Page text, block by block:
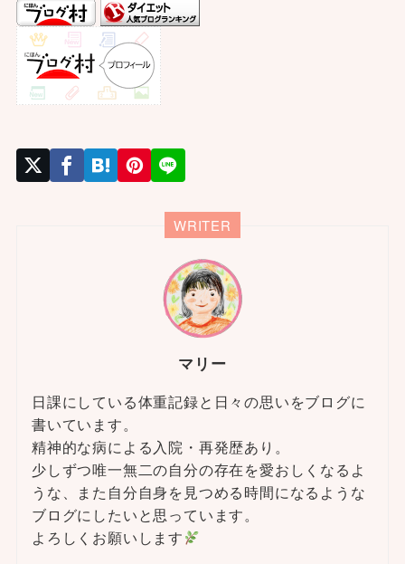
WRITER
マリー
日課にしている体重記録と日々の思いをブログに
書いています。
精神的な病による入院・再発歴あり。
少しずつ唯一無二の自分の存在を愛おしくなるよ
うな、また自分自身を見つめる時間になるような
ブログにしたいと思っています。
よろしくお願いします